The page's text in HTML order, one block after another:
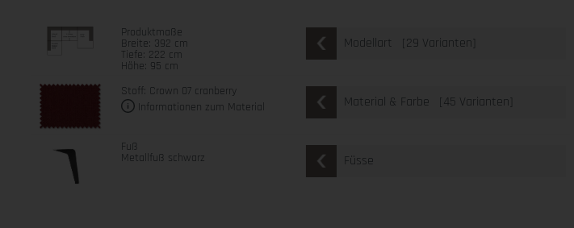
Produktmaße
Breite: 392 cm
Tiefe: 222 cm
Höhe: 95 cm
Modellart [29 Varianten]
Stoff: Crown 07 cranberry
Informationen zum Material
Material & Farbe [45 Varianten]
Fuß
Metallfuß schwarz Füsse